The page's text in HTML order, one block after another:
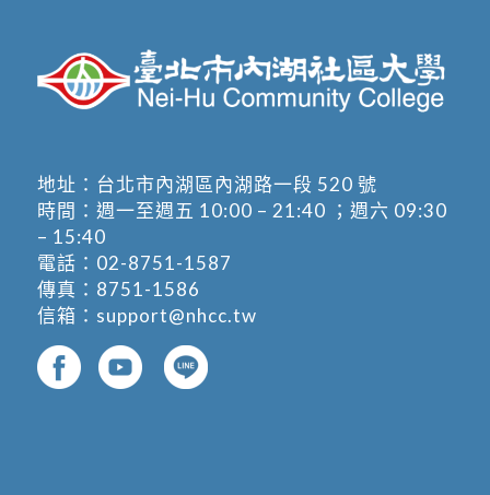
地址： 台北市內湖區內湖路一段 520 號
時間：週一至週五 10:00 – 21:40 ；週六 09:30
– 15:40
電話： 02-8751-1587
傳真：8751-1586
信箱： support@nhcc.tw